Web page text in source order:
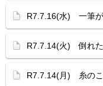
R7.7.16(水) 一筆が
R7.7.14(火) 倒れた
R7.7.14(月) 糸の